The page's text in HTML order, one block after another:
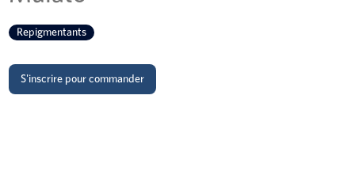
Repigmentants
S'inscrire pour commander